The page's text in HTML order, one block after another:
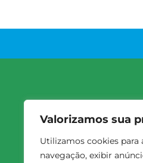
Valorizamos sua
Utilizamos cookies para
navegação, exibir